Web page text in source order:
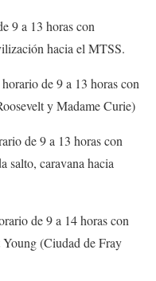
9 a 13 horas con
hacia el MTSS.
de 9 a 13 horas con
y Madame Curie)
de 9 a 13 horas con
salto, caravana hacia
de 9 a 14 horas con
(Ciudad de Fray